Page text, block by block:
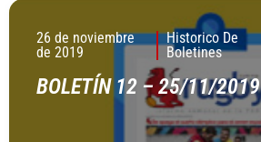
26 de noviembre
de 2019
Historico De
Boletines
BOLETÍN 12 – 25/11/2019